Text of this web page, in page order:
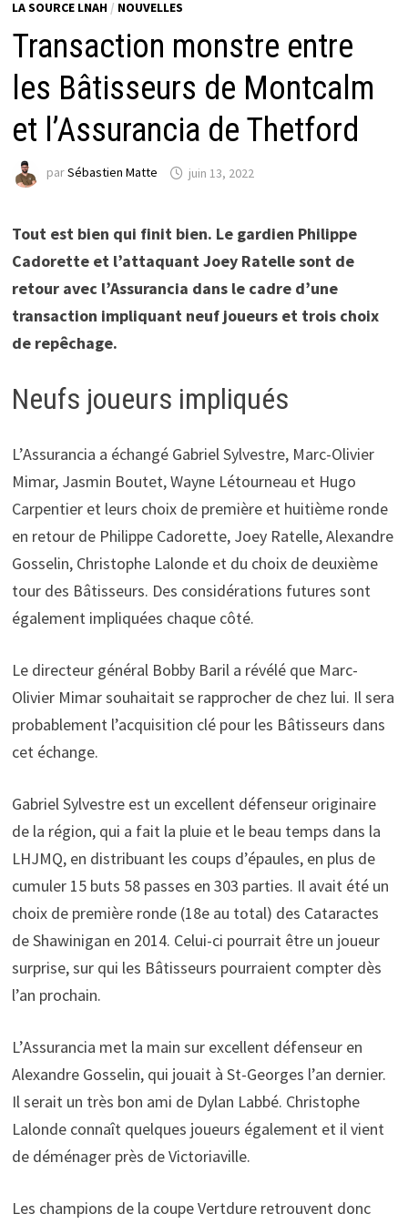
LA SOURCE LNAH/ NOUVELLES
Transaction monstre entre
les Bâtisseurs de Montcalm
et l’Assurancia de Thetford
parSébastien Matte juin 13, 2022
Tout est bien qui finit bien. Le gardien Philippe
Cadorette et l’attaquant Joey Ratelle sont de
retour avec l’Assurancia dans le cadre d’une
transaction impliquant neuf joueurs et trois choix
de repêchage.
Neufs joueurs impliqués
L’Assurancia a échangé Gabriel Sylvestre, Marc-Olivier
Mimar, Jasmin Boutet, Wayne Létourneau et Hugo
Carpentier et leurs choix de première et huitième ronde
en retour de Philippe Cadorette, Joey Ratelle, Alexandre
Gosselin, Christophe Lalonde et du choix de deuxième
tour des Bâtisseurs. Des considérations futures sont
également impliquées chaque côté.
Le directeur général Bobby Baril a révélé que Marc-
Olivier Mimar souhaitait se rapprocher de chez lui. Il sera
probablement l’acquisition clé pour les Bâtisseurs dans
cet échange.
Gabriel Sylvestre est un excellent défenseur originaire
de la région, qui a fait la pluie et le beau temps dans la
LHJMQ, en distribuant les coups d’épaules, en plus de
cumuler 15 buts 58 passes en 303 parties. Il avait été un
choix de première ronde (18e au total) des Cataractes
de Shawinigan en 2014. Celui-ci pourrait être un joueur
surprise, sur qui les Bâtisseurs pourraient compter dès
l’an prochain.
L’Assurancia met la main sur excellent défenseur en
Alexandre Gosselin, qui jouait à St-Georges l’an dernier.
Il serait un très bon ami de Dylan Labbé. Christophe
Lalonde connaît quelques joueurs également et il vient
de déménager près de Victoriaville.
Les champions de la coupe Vertdure retrouvent donc